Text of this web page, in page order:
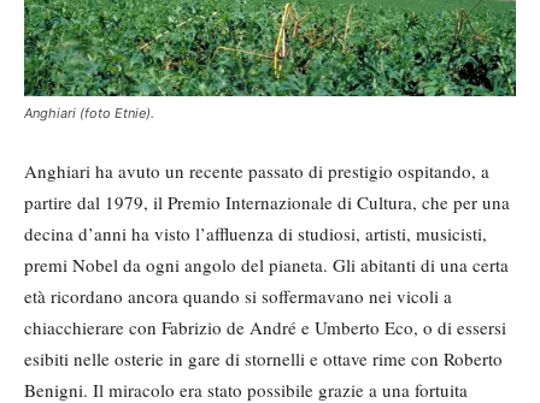
Anghiari (foto Etnie).
Anghiari ha avuto un recente passato di prestigio ospitando, a
partire dal 1979, il Premio Internazionale di Cultura, che per una
decina d’anni ha visto l’affluenza di studiosi, artisti, musicisti,
premi Nobel da ogni angolo del pianeta. Gli abitanti di una certa
età ricordano ancora quando si soffermavano nei vicoli a
chiacchierare con Fabrizio de André e Umberto Eco, o di essersi
esibiti nelle osterie in gare di stornelli e ottave rime con Roberto
Benigni. Il miracolo era stato possibile grazie a una fortuita